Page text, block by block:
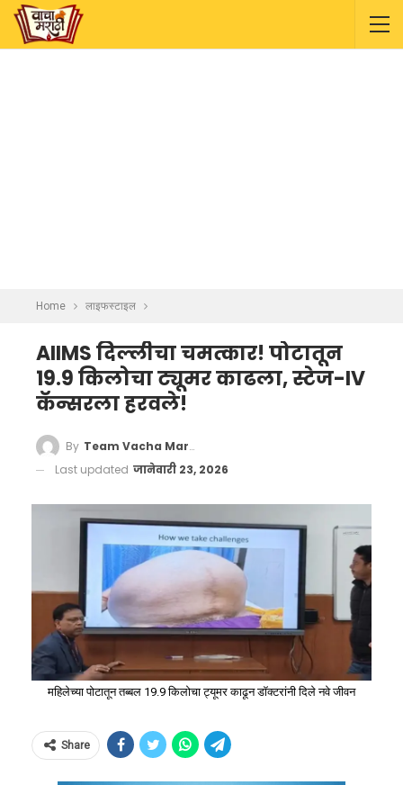
Home लाइफस्टाइल
AIIMS दिल्लीचा चमत्कार! पोटातून
19.9 किलोचा ट्यूमर काढला, स्टेज-IV
कॅन्सरला हरवले!
By Team Vacha Marathi
Last updated जानेवारी 23, 2026
महिलेच्या पोटातून तब्बल 19.9 किलोचा ट्यूमर काढून डॉक्टरांनी दिले नवे जीवन
Share